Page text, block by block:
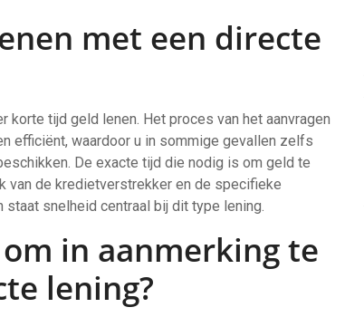
met een directe
korte tijd geld lenen. Het proces van het aanvragen
efficiënt, waardoor u in sommige gevallen zelfs
De exacte tijd die nodig is om geld te
van de kredietverstrekker en de specifieke
staat snelheid centraal bij dit type lening.
in aanmerking te
lening?